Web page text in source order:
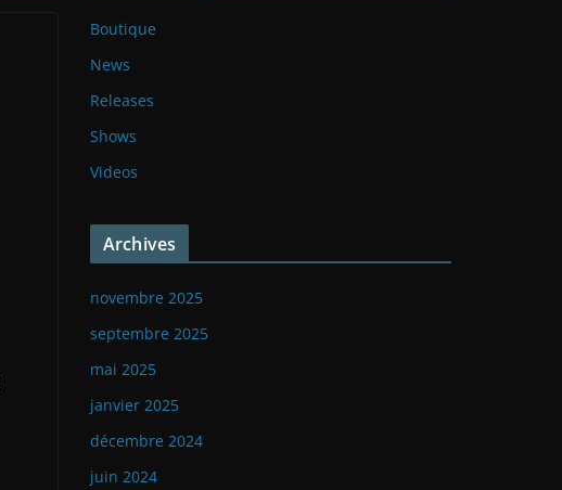
Boutique
News
Releases
Shows
Videos
Archives
novembre 2025
septembre 2025
mai 2025
janvier 2025
décembre 2024
juin 2024